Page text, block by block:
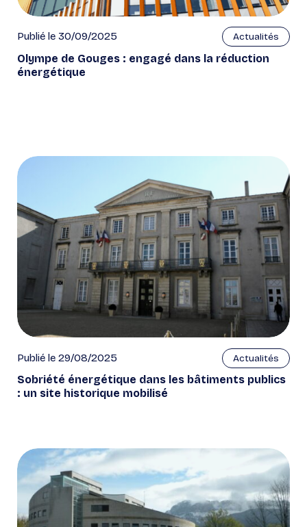
Publié le 30/09/2025 Actualités
Olympe de Gouges : engagé dans la réduction
énergétique
Publié le 29/08/2025 Actualités
Sobriété énergétique dans les bâtiments publics
: un site historique mobilisé